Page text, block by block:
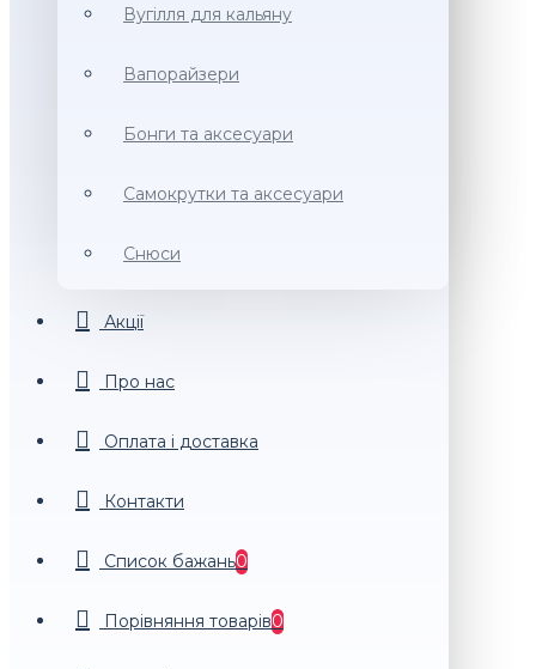
Вугілля для кальяну
Вапорайзери
Бонги та аксесуари
Самокрутки та аксесуари
Снюси
Акції
Про нас
Оплата і доставка
Контакти
Список бажань0
Порiвняння товарiв0